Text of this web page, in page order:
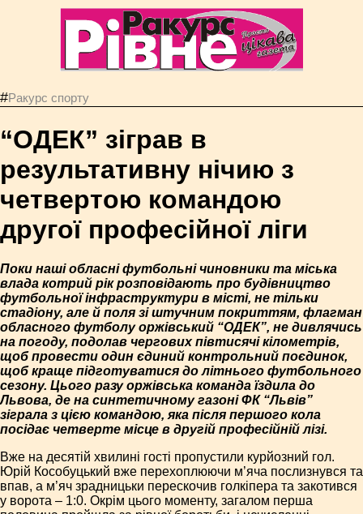
#Ракурс спорту
“ОДЕК” зіграв в
результативну нічию з
четвертою командою
другої професійної ліги
Поки наші обласні футбольні чиновники та міська
влада котрий рік розповідають про будівництво
футбольної інфраструктури в місті, не тільки
стадіону, але й поля зі штучним покриттям, флагман
обласного футболу оржівський “ОДЕК”, не дивлячись
на погоду, подолав чергових півтисячі кілометрів,
щоб провести один єдиний контрольний поєдинок,
щоб краще підготуватися до літнього футбольного
сезону. Цього разу оржівська команда їздила до
Львова, де на синтетичному газоні ФК “Львів”
зіграла з цією командою, яка після першого кола
посідає четверте місце в другій професійній лізі.
Вже на десятій хвилині гості пропустили курйозний гол.
Юрій Кособуцький вже перехоплюючи м’яча послизнувся та
впав, а м’яч зрадницьки перескочив голкіпера та закотився
у ворота – 1:0. Окрім цього моменту, загалом перша